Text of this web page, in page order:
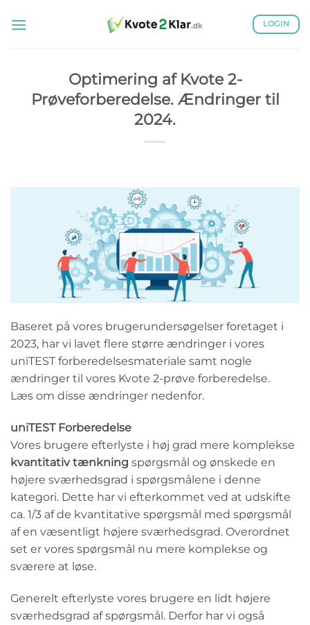
LOGIN
Optimering af Kvote 2-
Prøveforberedelse. Ændringer til
2024.
Baseret på vores brugerundersøgelser foretaget i
2023, har vi lavet flere større ændringer i vores
uniTEST forberedelsesmateriale samt nogle
ændringer til vores Kvote 2-prøve forberedelse.
Læs om disse ændringer nedenfor.
uniTEST Forberedelse
Vores brugere efterlyste i høj grad mere komplekse
kvantitativ tænkning spørgsmål og ønskede en
højere sværhedsgrad i spørgsmålene i denne
kategori. Dette har vi efterkommet ved at udskifte
ca. 1/3 af de kvantitative spørgsmål med spørgsmål
af en væsentligt højere sværhedsgrad. Overordnet
set er vores spørgsmål nu mere komplekse og
sværere at løse.
Generelt efterlyste vores brugere en lidt højere
sværhedsgrad af spørgsmål. Derfor har vi også